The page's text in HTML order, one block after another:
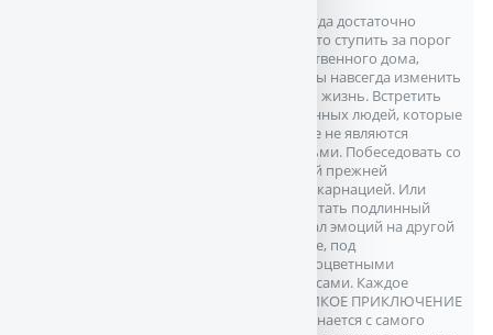
Иногда достаточно
просто ступить за порог
собственного дома,
чтобы навсегда изменить
свою жизнь. Встретить
странных людей, которые
вовсе не являются
людьми. Побеседовать со
своей прежней
реинкарнацией. Или
испытать подлинный
шквал эмоций на другой
земле, под
разноцветными
небесами. Каждое
ВЕЛИКОЕ ПРИКЛЮЧЕНИЕ
начинается с самого